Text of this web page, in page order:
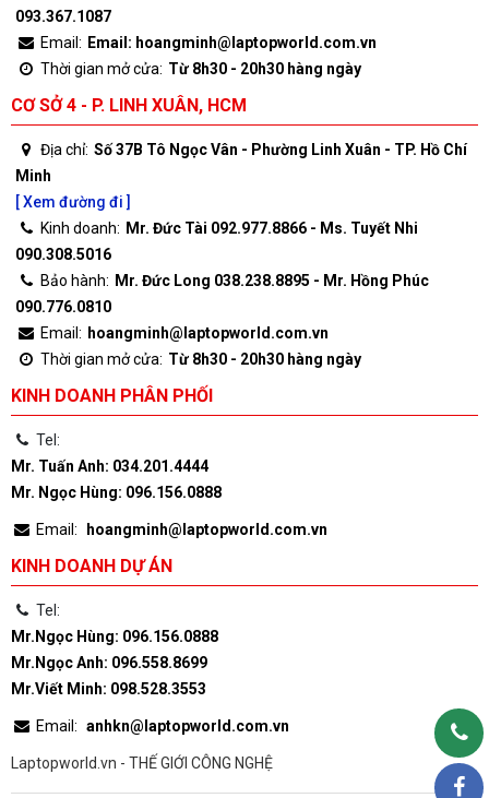
093.367.1087
Email: Email: hoangminh@laptopworld.com.vn
Thời gian mở cửa: Từ 8h30 - 20h30 hàng ngày
CƠ SỞ 4 - P. LINH XUÂN, HCM
Địa chỉ: Số 37B Tô Ngọc Vân - Phường Linh Xuân - TP. Hồ Chí
Minh
[ Xem đường đi ]
Kinh doanh: Mr. Đức Tài 092.977.8866 - Ms. Tuyết Nhi
090.308.5016
Bảo hành: Mr. Đức Long 038.238.8895 - Mr. Hồng Phúc
090.776.0810
Email: hoangminh@laptopworld.com.vn
Thời gian mở cửa: Từ 8h30 - 20h30 hàng ngày
KINH DOANH PHÂN PHỐI
Tel:
Mr. Tuấn Anh: 034.201.4444
Mr. Ngọc Hùng: 096.156.0888
Email: hoangminh@laptopworld.com.vn
KINH DOANH DỰ ÁN
Tel:
Mr.Ngọc Hùng: 096.156.0888
Mr.Ngọc Anh: 096.558.8699
Mr.Viết Minh: 098.528.3553
Email: anhkn@laptopworld.com.vn
Laptopworld.vn - THẾ GIỚI CÔNG NGHỆ